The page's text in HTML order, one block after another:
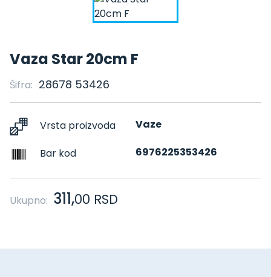
Vaza Star 20cm F
Šifra: 28678 53426
Vrsta proizvoda Vaze
Bar kod 6976225353426
Ukupno: 311,00 RSD